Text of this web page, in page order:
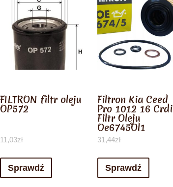
FILTRON filtr oleju
OP572
11,03zł
Sprawdź
Filtron Kia Ceed
Pro 1012 16 Crdi
Filtr Oleju
Oe6745Ol1
31,44zł
Sprawdź